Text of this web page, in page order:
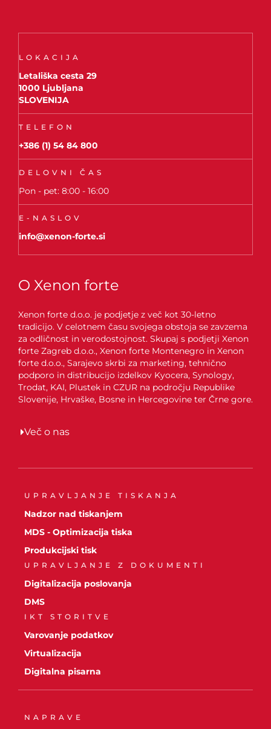
LOKACIJA
Letališka cesta 29
1000 Ljubljana
SLOVENIJA
TELEFON
+386 (1) 54 84 800
DELOVNI ČAS
Pon - pet: 8:00 - 16:00
E-NASLOV
info@xenon-forte.si
O Xenon forte
Xenon forte d.o.o. je podjetje z več kot 30-letno
tradicijo. V celotnem času svojega obstoja se zavzema
za odličnost in verodostojnost. Skupaj s podjetji Xenon
forte Zagreb d.o.o., Xenon forte Montenegro in Xenon
forte d.o.o., Sarajevo skrbi za marketing, tehnično
podporo in distribucijo izdelkov Kyocera, Synology,
Trodat, KAI, Plustek in CZUR na področju Republike
Slovenije, Hrvaške, Bosne in Hercegovine ter Črne gore.
Več o nas
UPRAVLJANJE TISKANJA
Nadzor nad tiskanjem
MDS - Optimizacija tiska
Produkcijski tisk
UPRAVLJANJE Z DOKUMENTI
Digitalizacija poslovanja
DMS
IKT STORITVE
Varovanje podatkov
Virtualizacija
Digitalna pisarna
NAPRAVE